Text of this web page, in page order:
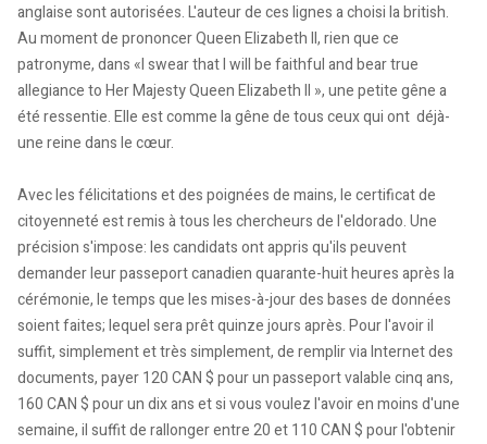
anglaise sont autorisées. L'auteur de ces lignes a choisi la british.
Au moment de prononcer Queen Elizabeth II, rien que ce
patronyme, dans «I swear that I will be faithful and bear true
allegiance to Her Majesty Queen Elizabeth II », une petite gêne a
été ressentie. Elle est comme la gêne de tous ceux qui ont  déjà-
une reine dans le cœur.
Avec les félicitations et des poignées de mains, le certificat de
citoyenneté est remis à tous les chercheurs de l'eldorado. Une
précision s'impose: les candidats ont appris qu'ils peuvent
demander leur passeport canadien quarante-huit heures après la
cérémonie, le temps que les mises-à-jour des bases de données
soient faites; lequel sera prêt quinze jours après. Pour l'avoir il
suffit, simplement et très simplement, de remplir via Internet des
documents, payer 120 CAN $ pour un passeport valable cinq ans,
160 CAN $ pour un dix ans et si vous voulez l'avoir en moins d'une
semaine, il suffit de rallonger entre 20 et 110 CAN $ pour l'obtenir